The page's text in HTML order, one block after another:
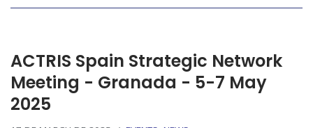
ACTRIS Spain Strategic Network
Meeting - Granada - 5-7 May
2025